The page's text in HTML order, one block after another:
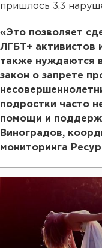
пришлось 3,3
«Это позволяет
ЛГБТ+ активистов
также нуждаются
закон о запрете
подростки часто
помощи и
Виноградов,
мониторинга